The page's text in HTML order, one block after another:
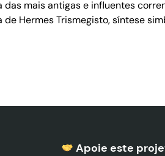
mais antigas e influentes
Hermes Trismegisto, síntese
Apoie este